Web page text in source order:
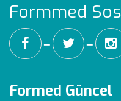
Formmed
━ ━
Formed Güncel